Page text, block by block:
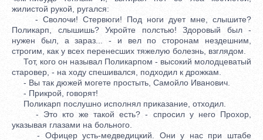
жилистой рукой, ругался:
- Сволочи! Стервюги! Под ноги дует мне, слышите?
Поликарп, слышишь? Укройте полстью! Здоровый был -
нужен был, а зараз... - и вел по сторонам нездешним,
строгим, как у всех перенесших тяжелую болезнь, взглядом.
Тот, кого он называл Поликарпом - высокий молодцеватый
старовер, - на ходу спешивался, подходил к дрожкам.
- Вы так дюжей могете простыть, Самойло Иванович.
- Прикрой, говорят!
Поликарп послушно исполнял приказание, отходил.
- Это кто же такой есть? - спросил у него Прохор,
указывая глазами на больного.
- Офицер усть-медведицкий. Они у нас при штабе